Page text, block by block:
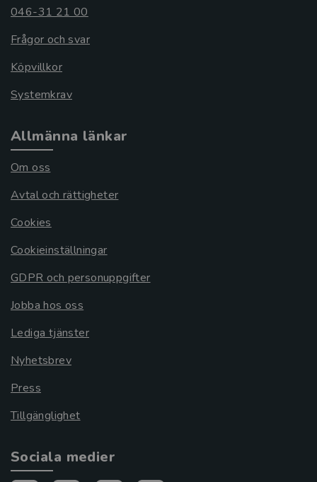
046-31 21 00
Frågor och svar
Köpvillkor
Systemkrav
Allmänna länkar
Om oss
Avtal och rättigheter
Cookies
Cookieinställningar
GDPR och personuppgifter
Jobba hos oss
Lediga tjänster
Nyhetsbrev
Press
Tillgänglighet
Sociala medier